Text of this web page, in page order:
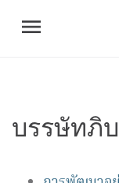
บรรษัทภิ